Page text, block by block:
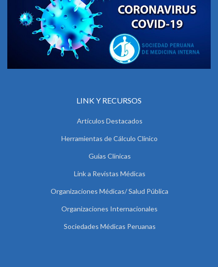
LINK Y RECURSOS
Artículos Destacados
Herramientas de Cálculo Clínico
Guías Clínicas
Link a Revistas Médicas
Organizaciones Médicas/ Salud Pública
Organizaciones Internacionales
Sociedades Médicas Peruanas